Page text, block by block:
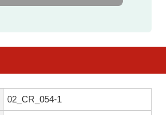
02_CR_054-1